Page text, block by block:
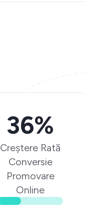
36%
Creștere Rată
Conversie
Promovare
Online